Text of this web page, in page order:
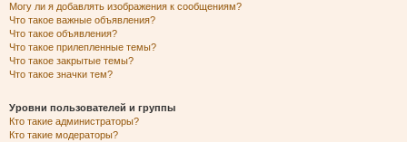
Могу ли я добавлять изображения к сообщениям?
Что такое важные объявления?
Что такое объявления?
Что такое прилепленные темы?
Что такое закрытые темы?
Что такое значки тем?
Уровни пользователей и группы
Кто такие администраторы?
Кто такие модераторы?